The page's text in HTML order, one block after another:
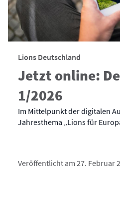
Lions Deutschland
Jetzt online:
1/2026
Im Mittelpunkt der digitalen
Jahresthema „Lions für
Veröffentlicht am 27. Februar